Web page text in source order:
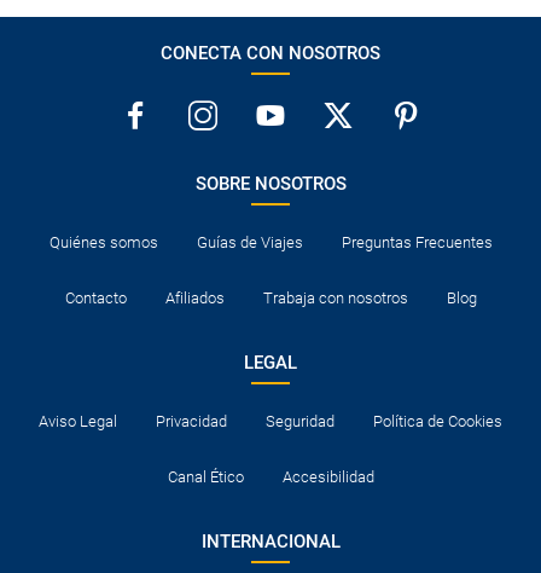
CONECTA CON NOSOTROS
SOBRE NOSOTROS
Quiénes somos Guías de Viajes Preguntas Frecuentes
Contacto Afiliados Trabaja con nosotros Blog
LEGAL
Aviso Legal Privacidad Seguridad Política de Cookies
Canal Ético Accesibilidad
INTERNACIONAL